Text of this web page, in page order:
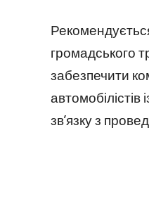
громадського
забезпечити
зв’язку з